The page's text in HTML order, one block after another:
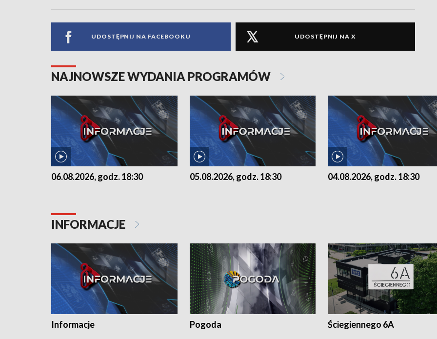
UDOSTĘPNIJ NA FACEBOOKU UDOSTĘPNIJ NA X
NAJNOWSZE WYDANIA PROGRAMÓW
06.08.2026, godz. 18:30 05.08.2026, godz. 18:30 04.08.2026, godz. 18:30
INFORMACJE
Informacje Pogoda Ściegiennego 6A